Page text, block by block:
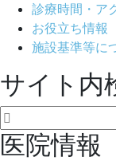
診療時間・ア
お役立ち情報
施設基準等に
サイト内
医院情報